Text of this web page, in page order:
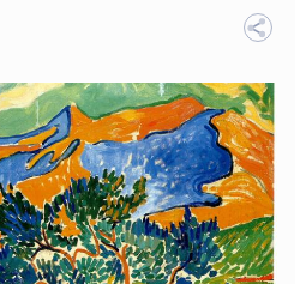
TEAM
SCIENTIFICO AUTORI CURATORI
COLLABORA CON NOI